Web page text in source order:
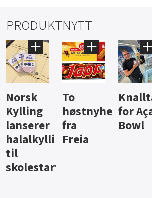
PRODUKTNYTT
Knalltall
for Açai
Bowl
Aass vil
bli
førstevalg
i lite-
Brus
jus fra